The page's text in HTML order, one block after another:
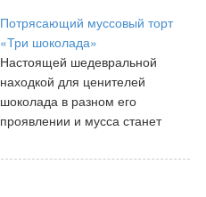
Потрясающий муссовый торт
«Три шоколада»
Настоящей шедевральной
находкой для ценителей
шоколада в разном его
проявлении и мусса станет